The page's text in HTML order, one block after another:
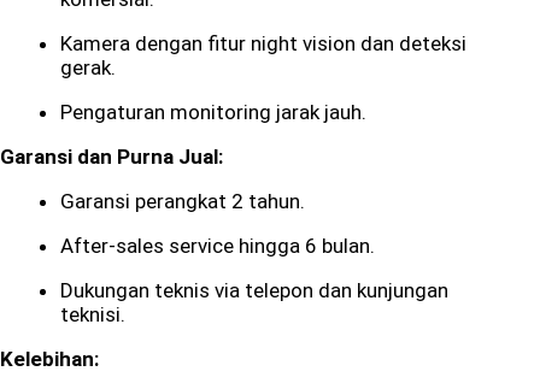
Kamera dengan fitur night vision dan deteksi
gerak.
Pengaturan monitoring jarak jauh.
Garansi dan Purna Jual:
Garansi perangkat 2 tahun.
After-sales service hingga 6 bulan.
Dukungan teknis via telepon dan kunjungan
teknisi.
Kelebihan: